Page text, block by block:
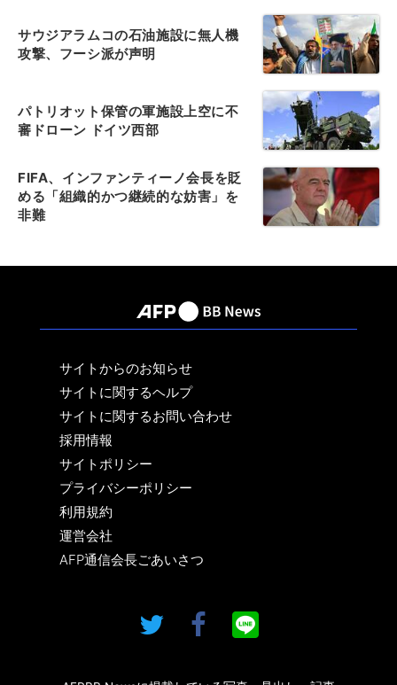
サウジアラムコの石油施設に無人機
攻撃、フーシ派が声明
パトリオット保管の軍施設上空に不
審ドローン ドイツ西部
FIFA、インファンティーノ会長を貶
める「組織的かつ継続的な妨害」を
非難
サイトからのお知らせ
サイトに関するヘルプ
サイトに関するお問い合わせ
採用情報
サイトポリシー
プライバシーポリシー
利用規約
運営会社
AFP通信会長ごあいさつ